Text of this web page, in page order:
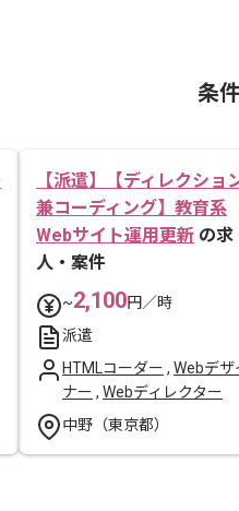
条
【派遣】【ディレクショ
兼コーディング】教育系
Webサイト運用更新 の求
人・案件
~2,100円／時
派遣
HTMLコーダー , Webデザ
ナー , Webディレクター
中野（東京都）